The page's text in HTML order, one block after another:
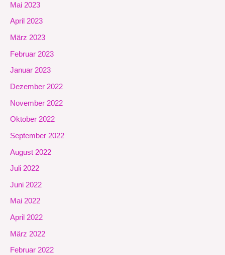
Mai 2023
April 2023
März 2023
Februar 2023
Januar 2023
Dezember 2022
November 2022
Oktober 2022
September 2022
August 2022
Juli 2022
Juni 2022
Mai 2022
April 2022
März 2022
Februar 2022